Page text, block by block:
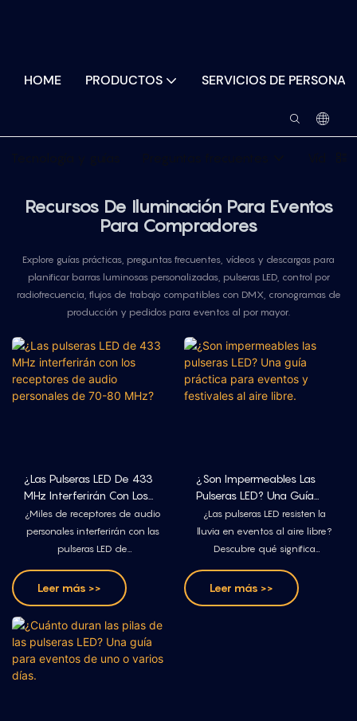
HOME PRODUCTOS SERVICIOS DE
Recursos De Iluminación Para Eventos
Para Compradores
Explore guías prácticas, preguntas frecuentes, vídeos y descargas para
planificar barras luminosas personalizadas, pulseras LED, control por
radiofrecuencia, flujos de trabajo compatibles con DMX, cronogramas de
producción y pedidos para eventos al por mayor.
¿Las Pulseras LED De 433
MHz Interferirán Con Los
Receptores De Audio
Personales De 70-80
¿Miles de receptores de audio
personales interferirán con las
pulseras LED de
comparan los sistemas de
audio de 70 a 80 MHz con el
control de 433,92 MHz y qué
se debe probar antes del
evento.
Leer más >>
¿Son Impermeables Las
Pulseras LED? Una Guía
Práctica Para Eventos Y
Festivales Al Aire Libre.
¿Las pulseras LED resisten la
lluvia en eventos al aire libre?
Descubre qué significa
IPX4, consulta nuestra prueba
de inmersión interna y evita
Leer más >>